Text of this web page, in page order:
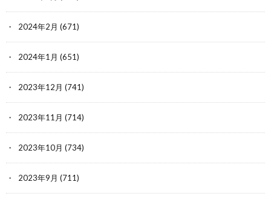
2024年2月 (671)
2024年1月 (651)
2023年12月 (741)
2023年11月 (714)
2023年10月 (734)
2023年9月 (711)